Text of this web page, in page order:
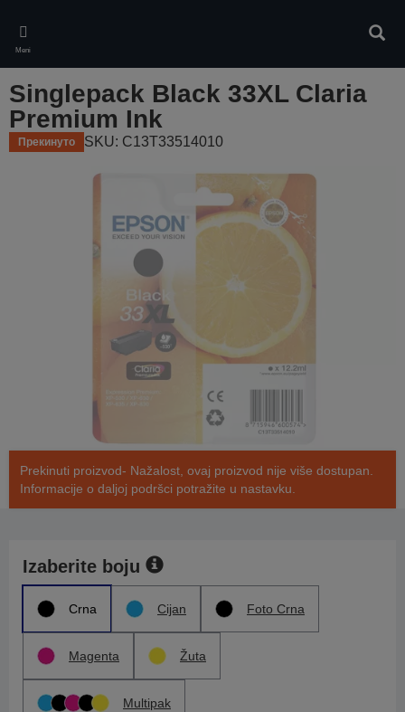
main
content
Meni
Singlepack Black 33XL Claria
Premium Ink
Прекинуто SKU: C13T33514010
Prekinuti proizvod- Nažalost, ovaj proizvod nije više dostupan.
Informacije o daljoj podršci potražite u nastavku.
Izaberite boju
Crna Cijan Foto Crna
Magenta Žuta
Multipak